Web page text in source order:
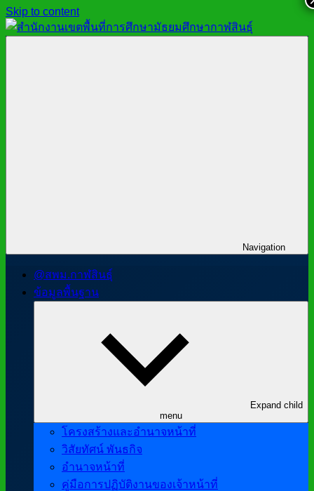
Skip to content
Navigation
@สพม.กาฬสินธุ์
ข้อมูลพื้นฐาน
Expand child
menu
โครงสร้างและอำนาจหน้าที่
วิสัยทัศน์ พันธกิจ
อำนาจหน้าที่
คู่มือการปฏิบัติงานของเจ้าหน้าที่